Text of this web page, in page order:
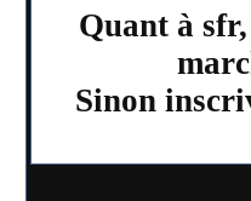
Quant à
Sinon